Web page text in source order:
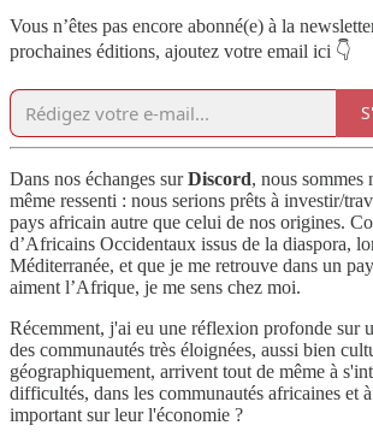
Vous n’êtes pas encore abonné(e) à la
prochaines éditions, ajoutez votre email ici 👇
Dans nos échanges surDiscord, nous sommes
même ressenti : nous serions prêts à investir/
pays africain autre que celui de nos origines.
d’Africains Occidentaux issus de la diaspora,
Méditerranée, et que je me retrouve dans un
aiment l’Afrique, je me sens chez moi.
Récemment, j'ai eu une réflexion profonde sur
des communautés très éloignées, aussi bien
géographiquement, arrivent tout de même à
difficultés, dans les communautés africaines et
important sur leur l'économie ?